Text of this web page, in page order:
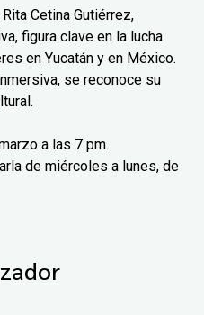
Cetina Gutiérrez,
figura clave en la lucha
en Yucatán y en México.
se reconoce su
a las 7 pm.
de miércoles a lunes, de